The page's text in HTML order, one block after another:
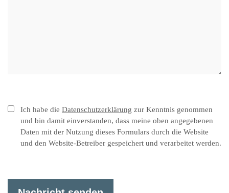
Ich habe die Datenschutzerklärung zur Kenntnis genommen
und bin damit einverstanden, dass meine oben angegebenen
Daten mit der Nutzung dieses Formulars durch die Website
und den Website-Betreiber gespeichert und verarbeitet werden.